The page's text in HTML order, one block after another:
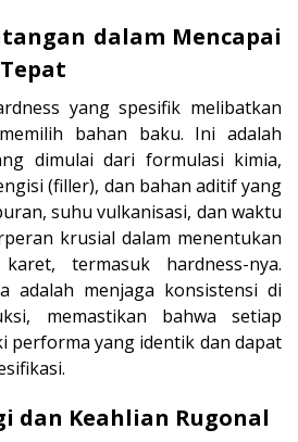
dalam Mencapai
yang spesifik melibatkan
bahan baku. Ini adalah
dimulai dari formulasi kimia,
(filler), dan bahan aditif yang
suhu vulkanisasi, dan waktu
krusial dalam menentukan
termasuk hardness-nya.
adalah menjaga konsistensi di
memastikan bahwa setiap
performa yang identik dan dapat
dan Keahlian Rugonal